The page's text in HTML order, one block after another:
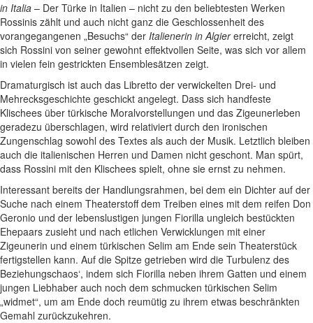
in Italia – Der Türke in Italien – nicht zu den beliebtesten Werken
Rossinis zählt und auch nicht ganz die Geschlossenheit des
vorangegangenen „Besuchs“ der Italienerin in Algiererreicht, zeigt
sich Rossini von seiner gewohnt effektvollen Seite, was sich vor allem
in vielen fein gestrickten Ensemblesätzen zeigt.
Dramaturgisch ist auch das Libretto der verwickelten Drei- und
Mehrecksgeschichte geschickt angelegt. Dass sich handfeste
Klischees über türkische Moralvorstellungen und das Zigeunerleben
geradezu überschlagen, wird relativiert durch den ironischen
Zungenschlag sowohl des Textes als auch der Musik. Letztlich bleiben
auch die italienischen Herren und Damen nicht geschont. Man spürt,
dass Rossini mit den Klischees spielt, ohne sie ernst zu nehmen.
Interessant bereits der Handlungsrahmen, bei dem ein Dichter auf der
Suche nach einem Theaterstoff dem Treiben eines mit dem reifen Don
Geronio und der lebenslustigen jungen Fiorilla ungleich bestückten
Ehepaars zusieht und nach etlichen Verwicklungen mit einer
Zigeunerin und einem türkischen Selim am Ende sein Theaterstück
fertigstellen kann. Auf die Spitze getrieben wird die Turbulenz des
Beziehungschaos‘, indem sich Fiorilla neben ihrem Gatten und einem
jungen Liebhaber auch noch dem schmucken türkischen Selim
„widmet“, um am Ende doch reumütig zu ihrem etwas beschränkten
Gemahl zurückzukehren.